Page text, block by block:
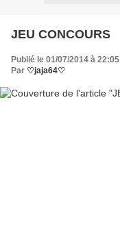
JEU CONCOURS
Publié le 01/07/2014 à 22:05
Par ♡jaja64♡